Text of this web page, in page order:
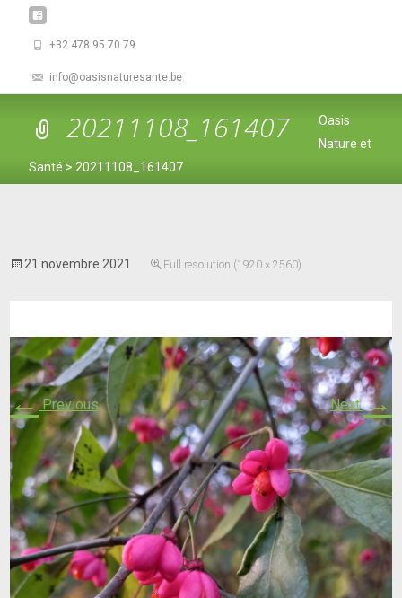
+32 478 95 70 79
info@oasisnaturesante.be
20211108_161407
Oasis
Nature et
Santé > 20211108_161407
21 novembre 2021 Full resolution (1920 × 2560)
←Previous Next→